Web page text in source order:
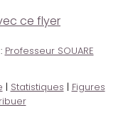
ce flyer
Professeur SOUARE
| Statistiques | Figures